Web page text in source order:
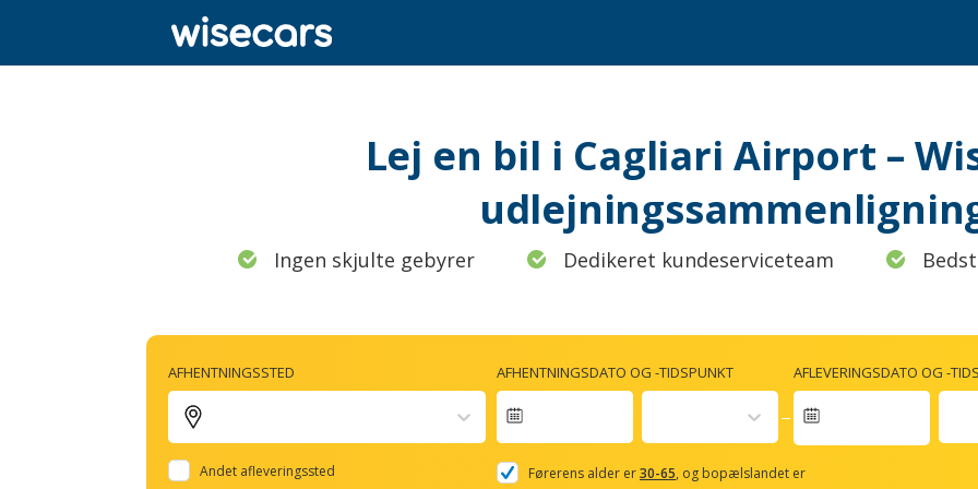
Lej en bil i Cagliari Airport –
Ingen skjulte gebyrer Dedikeret kundeserviceteam
AFHENTNINGSSTED
Andet afleveringssted
AFHENTNINGSDATO OG -TIDSPUNKT
to
AFLEVERINGSDATO OG -
Førerens alder er30-65, og bopælslandet er